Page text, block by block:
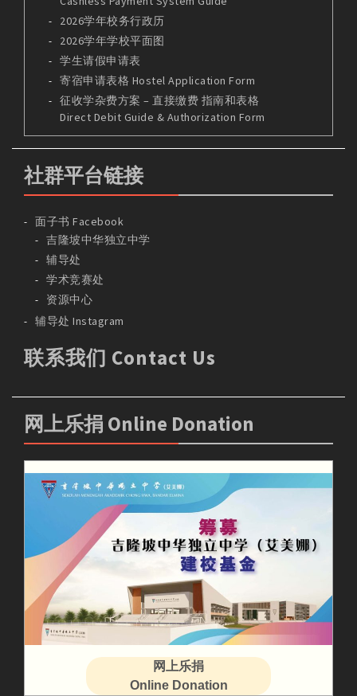
2026学年校务行政历
2026学年学校平面图
学生请假申请表
寄宿申请表格 Hostel Application Form
征收学杂费方案 – 直接缴费 指南和表格
Direct Debit Guide & Authorization Form
社群平台链接
面子书 Facebook
吉隆坡中华独立中学
辅导处
学术竞赛处
资源中心
辅导处 Instagram
联系我们 Contact Us
网上乐捐 Online Donation
网上乐捐
Online Donation